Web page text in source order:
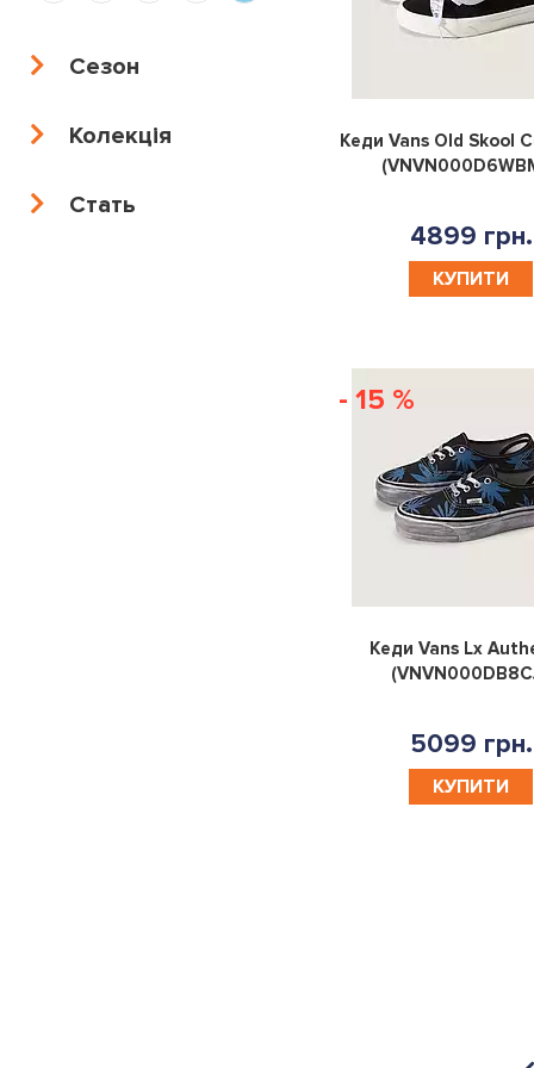
Сезон
Колекція
Стать
Кеди Vans Old Skool
4899 грн.
КУПИТИ
- 15 %
Кеди Vans Lx
5099 грн.
КУПИТИ